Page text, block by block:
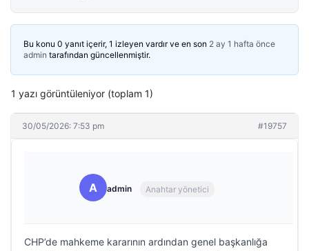
Bu konu 0 yanıt içerir, 1 izleyen vardır ve en son 2 ay 1 hafta önce
admin tarafından güncellenmiştir.
1 yazı görüntüleniyor (toplam 1)
30/05/2026: 7:53 pm #19757
A admin Anahtar yönetici
CHP’de mahkeme kararının ardından genel başkanlığa